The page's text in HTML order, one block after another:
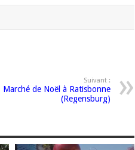
Suivant :
Marché de Noël à Ratisbonne
(Regensburg)